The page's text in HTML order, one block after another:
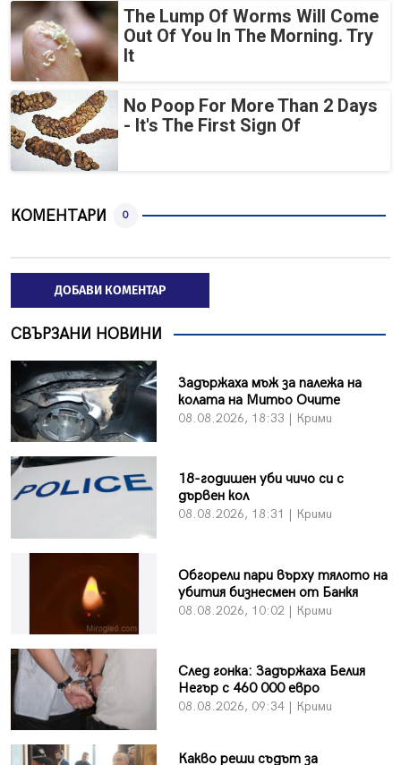
The Lump Of Worms Will Come
Out Of You In The Morning. Try
It
No Poop For More Than 2 Days
- It's The First Sign Of
КОМЕНТАРИ 0
ДОБАВИ КОМЕНТАР
СВЪРЗАНИ НОВИНИ
Задържаха мъж за палежа на
колата на Митьо Очите
08.08.2026, 18:33 | Крими
18-годишен уби чичо си с
дървен кол
08.08.2026, 18:31 | Крими
Обгорели пари върху тялото на
убития бизнесмен от Банкя
08.08.2026, 10:02 | Крими
След гонка: Задържаха Белия
Негър с 460 000 евро
08.08.2026, 09:34 | Крими
Какво реши съдът за